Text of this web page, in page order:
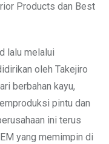
Products dan Best
lalu melalui
oleh Takejiro
berbahan kayu,
pintu dan
ini terus
yang memimpin di